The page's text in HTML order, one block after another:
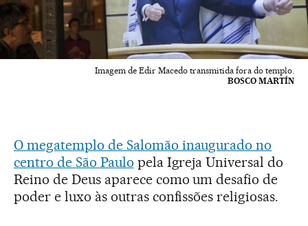
Imagem de Edir Macedo transmitida fora do templo.
BOSCO MARTÍN
O megatemplo de Salomão inaugurado no
centro de São Paulo pela Igreja Universal do
Reino de Deus aparece como um desafio de
poder e luxo às outras confissões religiosas.